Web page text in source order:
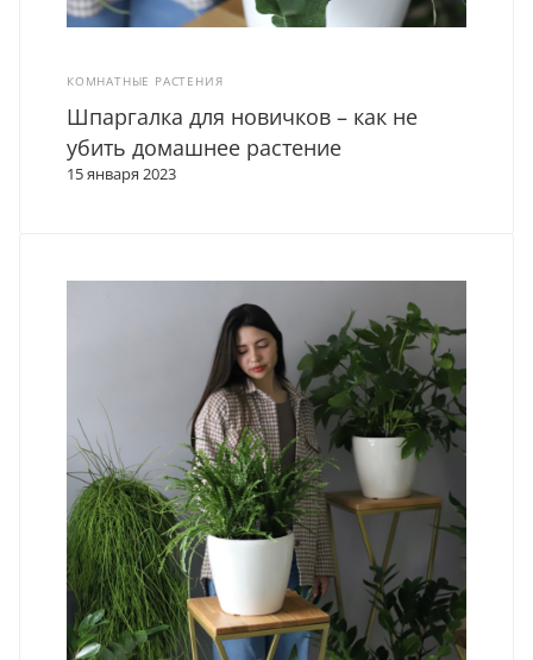
КОМНАТНЫЕ РАСТЕНИЯ
15 января 2023
Шпаргалка для новичков – как не
убить домашнее растение